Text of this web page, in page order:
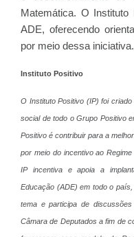
Matemática. O
ADE, oferecendo
por meio dessa iniciativa.
Instituto Positivo
O Instituto Positivo (IP) foi
social de todo o Grupo Positivo
Positivo é contribuir para a
por meio do incentivo ao
IP incentiva e apoia a
Educação (ADE) em todo o
tema e participa de
Câmara de Deputados a fim de